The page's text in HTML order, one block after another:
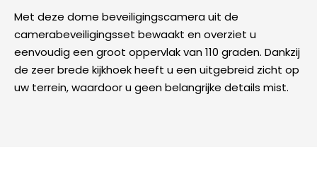
Met deze dome beveiligingscamera uit de
camerabeveiligingsset bewaakt en overziet u
eenvoudig een groot oppervlak van 110 graden. Dankzij
de zeer brede kijkhoek heeft u een uitgebreid zicht op
uw terrein, waardoor u geen belangrijke details mist.